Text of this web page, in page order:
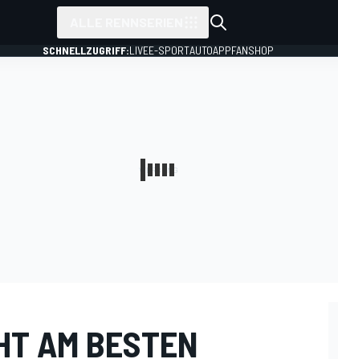
SCHNELLZUGRIFF:LIVEE-SPORTAUTOAPPFANSHOP
AM BESTEN